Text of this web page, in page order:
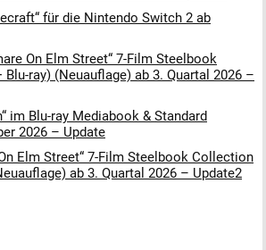
für die Nintendo Switch 2 ab
On Elm Street“ 7-Film Steelbook
ray) (Neuauflage) ab 3. Quartal 2026 –
im Blu-ray Mediabook & Standard
2026 – Update
Elm Street“ 7-Film Steelbook Collection
ab 3. Quartal 2026 – Update2